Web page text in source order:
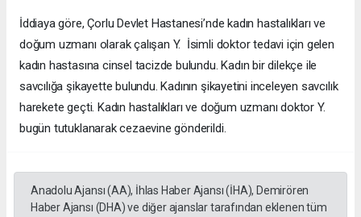
İddiaya göre, Çorlu Devlet Hastanesi’nde kadın hastalıkları ve
doğum uzmanı olarak çalışan Y. İsimli doktor tedavi için gelen
kadın hastasına cinsel tacizde bulundu. Kadın bir dilekçe ile
savcılığa şikayette bulundu. Kadının şikayetini inceleyen savcılık
harekete geçti. Kadın hastalıkları ve doğum uzmanı doktor Y.
bugün tutuklanarak cezaevine gönderildi.
Anadolu Ajansı (AA), İhlas Haber Ajansı (İHA), Demirören
Haber Ajansı (DHA) ve diğer ajanslar tarafından eklenen tüm